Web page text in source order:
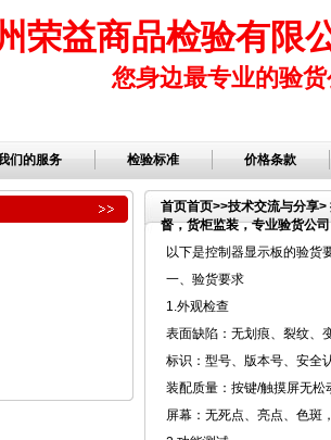
荣益商品检验有限
您身边最专业的验货
们的服务 检验标准 价格条款
首页首页>>技术交流与分享>
督，货柜监装，专业验货公
验，检品公司，服装检品，
以下是控制器显示板的验货
一、验货要求
1.外观检查
表面缺陷：无划痕、裂纹、
标识：型号、版本号、安全
装配质量：按键/触摸屏无
屏幕：无死点、亮点、色斑